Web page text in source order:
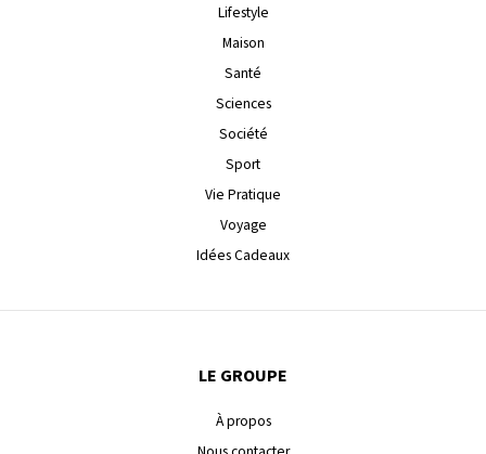
Lifestyle
Maison
Santé
Sciences
Société
Sport
Vie Pratique
Voyage
Idées Cadeaux
LE GROUPE
À propos